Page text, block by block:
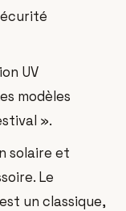
UV
modèles
».
solaire et
Le
un classique,